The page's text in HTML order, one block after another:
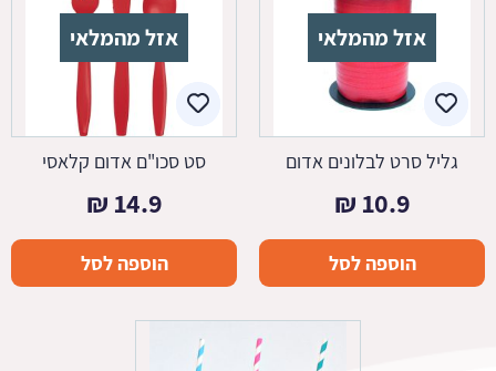
אזל מהמלאי
גליל סרט לבלונים אדום
10.9
₪
הוספה לסל
אזל מהמלאי
סט סכו"ם אדום קלאסי
14.9
₪
הוספה לסל